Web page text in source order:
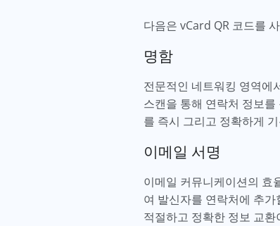
다음은 vCard QR 코드를
명함
전문적인 네트워킹 영역에
스캔을 통해 연락처 정보
를 즉시 그리고 정확하게
이메일 서명
이메일 커뮤니케이션의 효
여 발신자를 연락처에 추
적절하고 정확한 정보 교